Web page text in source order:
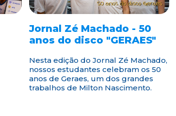
Jornal Zé Machado - 50
anos do disco "GERAES"
Nesta edição do Jornal Zé Machado,
nossos estudantes celebram os 50
anos de Geraes, um dos grandes
trabalhos de Milton Nascimento.